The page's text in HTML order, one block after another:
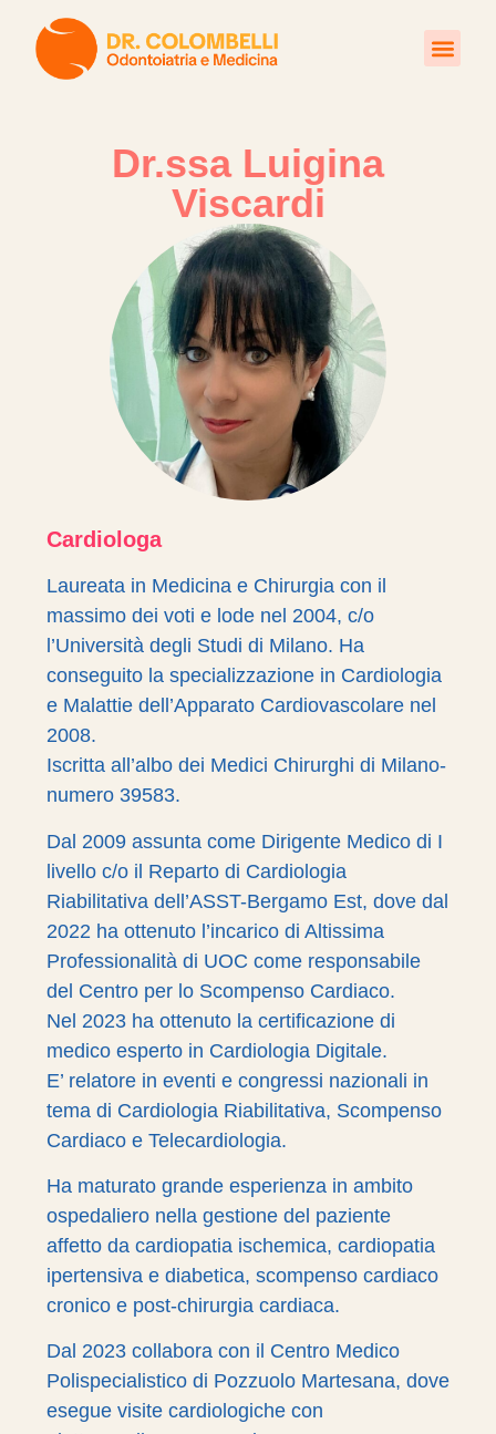
Dr.ssa Luigina
Viscardi
Cardiologa
Laureata in Medicina e Chirurgia con il
massimo dei voti e lode nel 2004, c/o
l’Università degli Studi di Milano. Ha
conseguito la specializzazione in Cardiologia
e Malattie dell’Apparato Cardiovascolare nel
2008.
Iscritta all’albo dei Medici Chirurghi di Milano-
numero 39583.
Dal 2009 assunta come Dirigente Medico di I
livello c/o il Reparto di Cardiologia
Riabilitativa dell’ASST-Bergamo Est, dove dal
2022 ha ottenuto l’incarico di Altissima
Professionalità di UOC come responsabile
del Centro per lo Scompenso Cardiaco.
Nel 2023 ha ottenuto la certificazione di
medico esperto in Cardiologia Digitale.
E’ relatore in eventi e congressi nazionali in
tema di Cardiologia Riabilitativa, Scompenso
Cardiaco e Telecardiologia.
Ha maturato grande esperienza in ambito
ospedaliero nella gestione del paziente
affetto da cardiopatia ischemica, cardiopatia
ipertensiva e diabetica, scompenso cardiaco
cronico e post-chirurgia cardiaca.
Dal 2023 collabora con il Centro Medico
Polispecialistico di Pozzuolo Martesana, dove
esegue visite cardiologiche con